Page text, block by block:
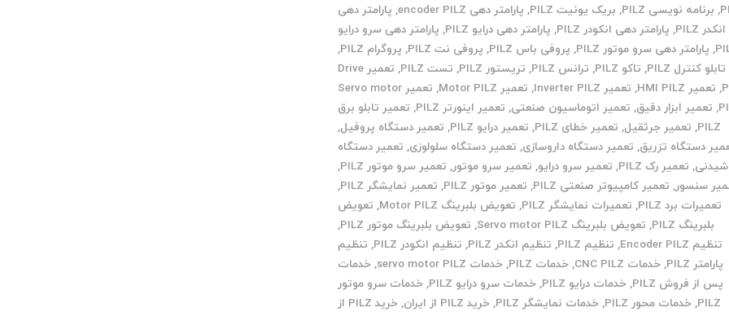
, برنامه نویسی PILZ , بریک یونیت PILZ , پارامتر دهی encoder PILZ , پارامتر دهی
انکدر PILZ
, پارامتر دهی انکودر PILZ , پارامتر دهی درایو PILZ , پارامتر دهی سرو درایو
, پارامتر دهی سرو موتور PILZ , پروفی باس PILZ , پروفی نت PILZ , پروگرام PILZ
,
تابلو کنترل PILZ
, تاکو PILZ , ترانس PILZ , تریستور PILZ , تست PILZ ,
تعمیر Drive
, تعمیر HMI PILZ , تعمیر Inverter PILZ , تعمیر Motor PILZ ,
تعمیر Servo motor
, تعمیر ابزار دقیق, تعمیر اتوماسیون صنعتی, تعمیر اینورتر PILZ , تعمیر تابلو برق
PILZ
, تعمیر جرثقیل, تعمیر خطای PILZ , تعمیر درایو PILZ , تعمیر دستگاه پروفیل,
دستگاه تزریق, تعمیر دستگاه داروسازی, تعمیر دستگاه سلولوزی, تعمیر دستگاه
, تعمیر رک PILZ , تعمیر سرو درایو, تعمیر سرو موتور, تعمیر سرو موتور PILZ
,
سنسور, تعمیر کامپیوتر صنعتی PILZ , تعمیر موتور PILZ , تعمیر نمایشگر PILZ
,
تعمیرات برد PILZ
, تعمیرات نمایشگر PILZ , تعویض بلبرینگ Motor PILZ , تعویض
بلبرینگ PILZ
, تعویض بلبرینگ Servo motor PILZ , تعویض بلبرینگ موتور PILZ
,
تنظیم Encoder PILZ
, تنظیم PILZ , تنظیم انکدر PILZ , تنظیم انکودر PILZ , تنظیم
پارامتر PILZ
, خدمات CNC PILZ , خدمات PILZ , خدمات servo motor PILZ , خدمات
پس از فروش PILZ
, خدمات درایو PILZ , خدمات سرو درایو PILZ , خدمات سرو موتور
PILZ
, خدمات محور PILZ , خدمات نمایشگر PILZ , خرید PILZ از ایران ,
خرید PILZ از